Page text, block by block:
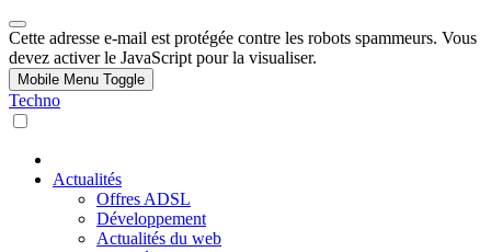
Cette adresse e-mail est protégée contre les robots spammeurs. Vous
devez activer le JavaScript pour la visualiser.
Mobile Menu Toggle
Techno
Actualités
Offres ADSL
Développement
Actualités du web